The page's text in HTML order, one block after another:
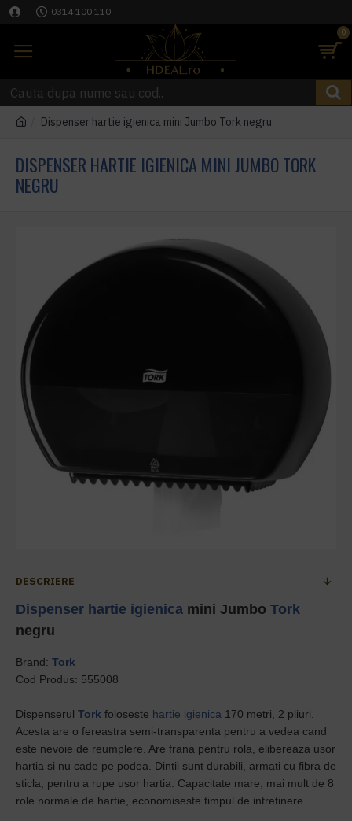
0314 100 110
0
Dispenser hartie igienica mini Jumbo Tork negru
DISPENSER HARTIE IGIENICA MINI JUMBO TORK
NEGRU
DESCRIERE
Dispenser hartie igienica mini Jumbo Tork
negru
Brand: Tork
Cod Produs: 555008
Dispenserul Tork foloseste hartie igienica 170 metri, 2 pliuri.
Acesta are o fereastra semi-transparenta pentru a vedea cand
este nevoie de reumplere. Are frana pentru rola, elibereaza usor
hartia si nu cade pe podea. Dintii sunt durabili, armati cu fibra de
sticla, pentru a rupe usor hartia. Capacitate mare, mai mult de 8
role normale de hartie, economiseste timpul de intretinere.